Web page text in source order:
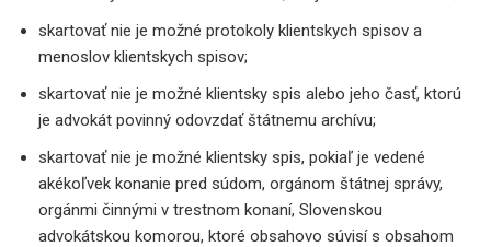
skartovať nie je možné protokoly klientskych spisov a
menoslov klientskych spisov;
skartovať nie je možné klientsky spis alebo jeho časť, ktorú
je advokát povinný odovzdať štátnemu archívu;
skartovať nie je možné klientsky spis, pokiaľ je vedené
akékoľvek konanie pred súdom, orgánom štátnej správy,
orgánmi činnými v trestnom konaní, Slovenskou
advokátskou komorou, ktoré obsahovo súvisí s obsahom